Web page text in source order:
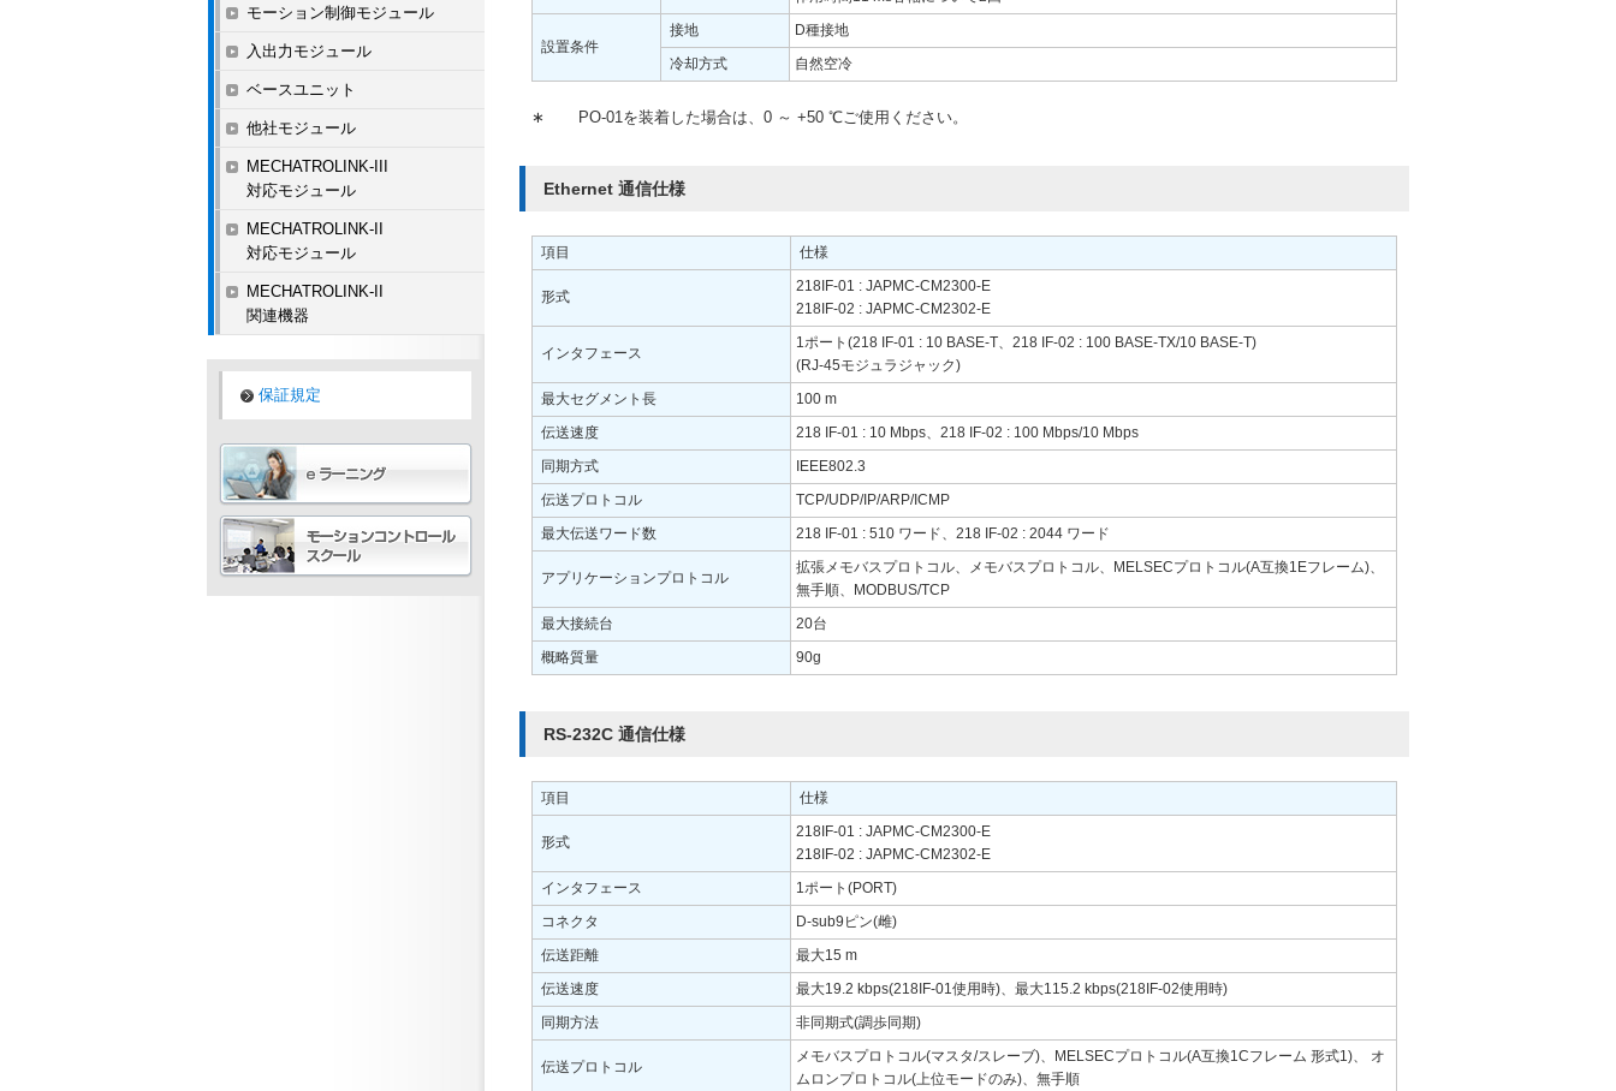
設置条件
接地
D種接地
冷却方式
自然空冷
∗ PO-01を装着した場合は、0 ～ +50 ℃ご使用ください。
Ethernet 通信仕様
項目 仕様
形式
218IF-01 : JAPMC-CM2300-E
218IF-02 : JAPMC-CM2302-E
インタフェース
1ポート(218 IF-01 : 10 BASE-T、218 IF-02 : 100 BASE-TX/10 BASE-T)
(RJ-45モジュラジャック)
最大セグメント長
100 m
伝送速度
218 IF-01 : 10 Mbps、218 IF-02 : 100 Mbps/10 Mbps
同期方式
IEEE802.3
伝送プロトコル
TCP/UDP/IP/ARP/ICMP
最大伝送ワード数
218 IF-01 : 510 ワード、218 IF-02 : 2044 ワード
アプリケーションプロトコル
拡張メモバスプロトコル、メモバスプロトコル、MELSECプロトコル(A互換1Eフレーム)、
無手順、MODBUS/TCP
最大接続台
20台
概略質量
90g
RS-232C 通信仕様
項目 仕様
形式
218IF-01 : JAPMC-CM2300-E
218IF-02 : JAPMC-CM2302-E
インタフェース
1ポート(PORT)
コネクタ
D-sub9ピン(雌)
伝送距離
最大15 m
伝送速度
最大19.2 kbps(218IF-01使用時)、最大115.2 kbps(218IF-02使用時)
同期方法
非同期式(調歩同期)
伝送プロトコル
メモバスプロトコル(マスタ/スレーブ)、MELSECプロトコル(A互換1Cフレーム 形式1)、 オ
ムロンプロトコル(上位モードのみ)、無手順
モーション制御モジュール
入出力モジュール
ベースユニット
他社モジュール
MECHATROLINK-III
対応モジュール
MECHATROLINK-II
対応モジュール
MECHATROLINK-II
関連機器
保証規定